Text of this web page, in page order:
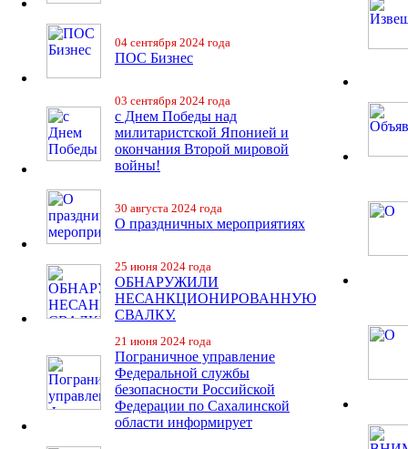
04 сентября 2024 года
ПОС Бизнес
03 сентября 2024 года
с Днем Победы над
милитаристской Японией и
окончания Второй мировой
войны!
30 августа 2024 года
О праздничных мероприятиях
25 июня 2024 года
ОБНАРУЖИЛИ
НЕСАНКЦИОНИРОВАННУЮ
СВАЛКУ.
21 июня 2024 года
Пограничное управление
Федеральной службы
безопасности Российской
Федерации по Сахалинской
области информирует